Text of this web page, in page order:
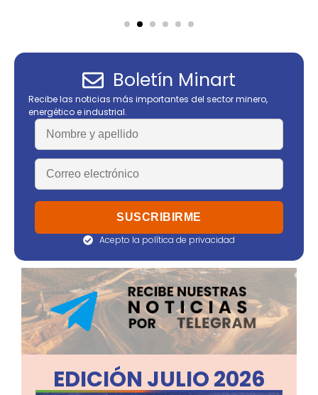
Boletín Minart
Recibe las noticias más importantes del sector minero,
energético e industrial.
Acepto la política de privacidad
EDICIÓN JULIO 2026